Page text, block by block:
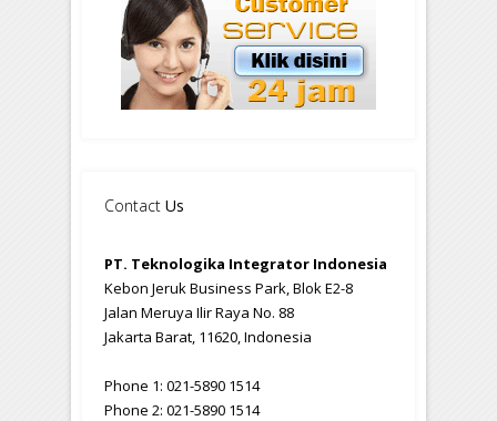
Contact Us
PT. Teknologika Integrator Indonesia
Kebon Jeruk Business Park, Blok E2-8
Jalan Meruya Ilir Raya No. 88
Jakarta Barat, 11620, Indonesia
Phone 1: 021-5890 1514
Phone 2: 021-5890 1514